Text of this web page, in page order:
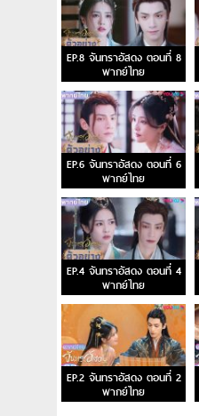
EP.8 จันทราอัสดง ตอนที่ 8
พากย์ไทย
EP.6 จันทราอัสดง ตอนที่ 6
พากย์ไทย
EP.4 จันทราอัสดง ตอนที่ 4
พากย์ไทย
EP.2 จันทราอัสดง ตอนที่ 2
พากย์ไทย